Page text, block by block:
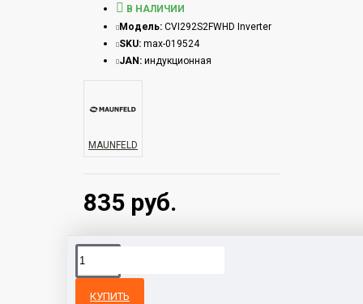
835 руб.
В НАЛИЧИИ
Модель: CVI292S2FWHD Inverter
SKU: max-019524
JAN: индукционная
MAUNFELD
КУПИТЬ